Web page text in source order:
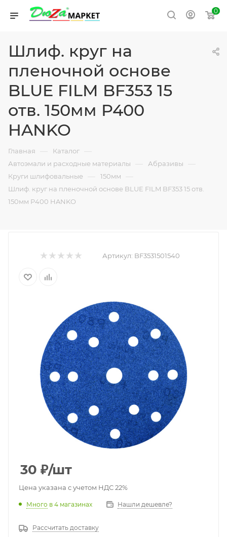
0
Шлиф. круг на
пленочной основе
BLUE FILM BF353 15
отв. 150мм P400
HANKO
Главная — Каталог —
Автоэмали и расходные материалы — Абразивы —
Круги шлифовальные — 150мм —
Шлиф. круг на пленочной основе BLUE FILM BF353 15 отв.
150мм P400 HANKO
Артикул: BF3531501540
30 ₽/шт
Цена указана с учетом НДС 22%
Много в 4 магазинах Нашли дешевле?
Рассчитать доставку